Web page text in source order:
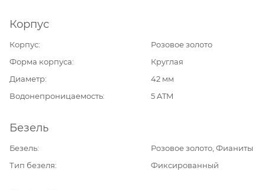
Корпус
Корпус
Розовое золото
Форма корпуса
Круглая
Диаметр
42 мм
Водонепроницаемость
5 ATM
Безель
Безель
Розовое золото, Фианиты
Тип безеля
Фиксированный